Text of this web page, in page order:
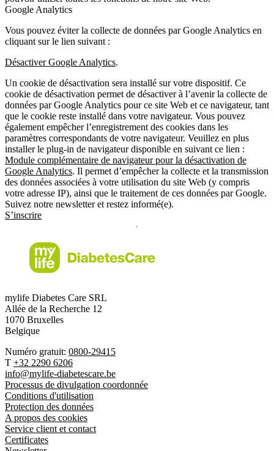
Google Analytics
Vous pouvez éviter la collecte de données par Google Analytics en
cliquant sur le lien suivant :
Désactiver Google Analytics.
Un cookie de désactivation sera installé sur votre dispositif. Ce
cookie de désactivation permet de désactiver à l’avenir la collecte de
données par Google Analytics pour ce site Web et ce navigateur, tant
que le cookie reste installé dans votre navigateur. Vous pouvez
également empêcher l’enregistrement des cookies dans les
paramètres correspondants de votre navigateur. Veuillez en plus
installer le plug-in de navigateur disponible en suivant ce lien :
Module complémentaire de navigateur pour la désactivation de
Google Analytics. Il permet d’empêcher la collecte et la transmission
des données associées à votre utilisation du site Web (y compris
votre adresse IP), ainsi que le traitement de ces données par Google.
Suivez notre newsletter et restez informé(e).
S’inscrire
mylife Diabetes Care SRL
Allée de la Recherche 12
1070 Bruxelles
Belgique
Numéro gratuit: 0800-29415
T +32 2290 6206
info@mylife-diabetescare.be
Processus de divulgation coordonnée
Conditions d'utilisation
Protection des données
A propos des cookies
Service client et contact
Certificates